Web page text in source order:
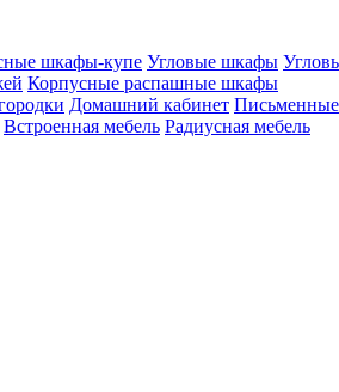
шкафы-купе Угловые шкафы
Корпусные распашные шкафы
Домашний кабинет
Встроенная мебель Радиусная мебель